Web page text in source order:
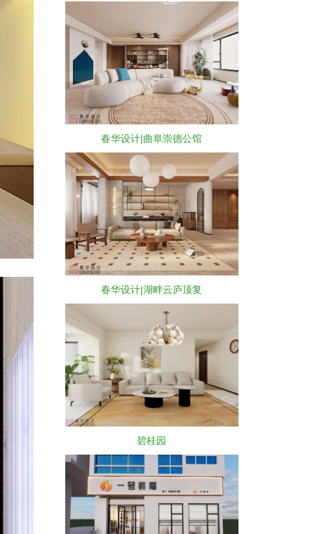
春华设计|曲阜崇德公馆
春华设计|湖畔云庐顶复
碧桂园